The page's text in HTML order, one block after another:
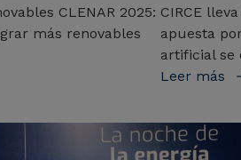
CLENAR 2025:
más renovables
CIRCE
apuesta
artificial se
Leer más